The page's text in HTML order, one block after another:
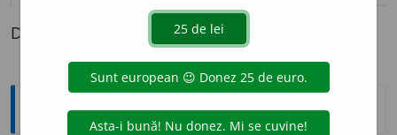
Definiția cu ID-ul 791282:
Explicative DEX